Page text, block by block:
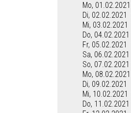
Mo, 01.02.2021
Di, 02.02.2021
Mi, 03.02.2021
Do, 04.02.2021
Fr, 05.02.2021
Sa, 06.02.2021
So, 07.02.2021
Mo, 08.02.2021
Di, 09.02.2021
Mi, 10.02.2021
Do, 11.02.2021